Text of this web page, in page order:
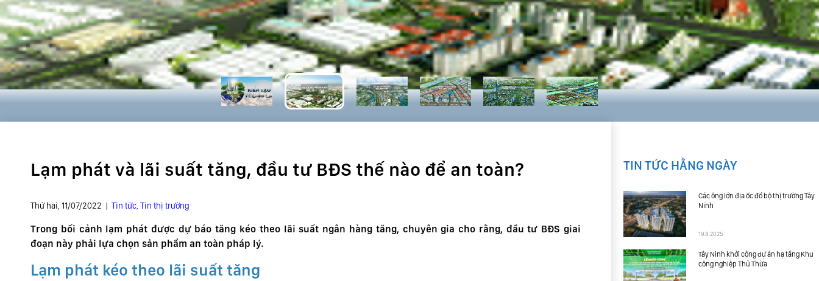
Lạm phát và lãi suất tăng, đầu tư BĐS thế nào để an toàn?
Thứ hai, 11/07/2022 | Tin tức, Tin thị trường
Trong bối cảnh lạm phát được dự báo tăng kéo theo lãi suất ngân hàng tăng, chuyên gia cho rằng, đầu tư BĐS giai
đoạn này phải lựa chọn sản phẩm an toàn pháp lý.
Lạm phát kéo theo lãi suất tăng
TIN TỨC HẰNG NGÀY
Các ông lớn địa ốc đổ bộ thị trường Tây
Ninh
19.8.2025
Tây Ninh khởi công dự án hạ tầng Khu
công nghiệp Thủ Thừa